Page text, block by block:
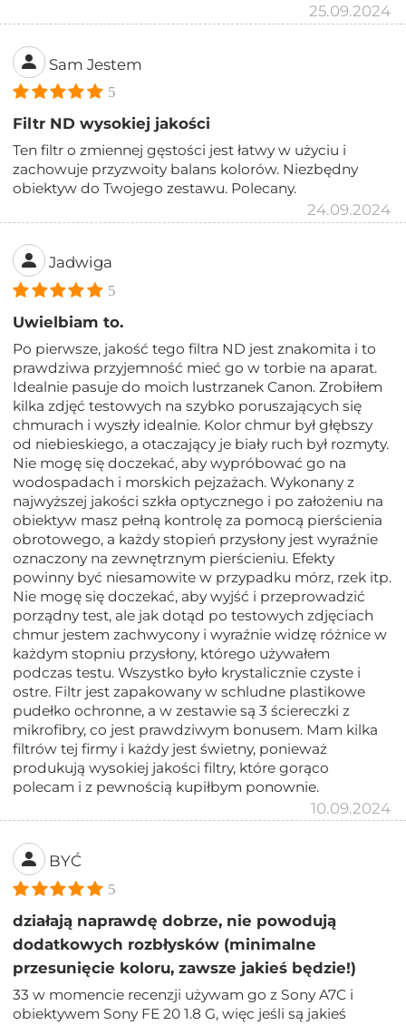
25.09.2024
Sam Jestem
5
Filtr ND wysokiej jakości
Ten filtr o zmiennej gęstości jest łatwy w użyciu i
zachowuje przyzwoity balans kolorów. Niezbędny
obiektyw do Twojego zestawu. Polecany.
24.09.2024
Jadwiga
5
Uwielbiam to.
Po pierwsze, jakość tego filtra ND jest znakomita i to
prawdziwa przyjemność mieć go w torbie na aparat.
Idealnie pasuje do moich lustrzanek Canon. Zrobiłem
kilka zdjęć testowych na szybko poruszających się
chmurach i wyszły idealnie. Kolor chmur był głębszy
od niebieskiego, a otaczający je biały ruch był rozmyty.
Nie mogę się doczekać, aby wypróbować go na
wodospadach i morskich pejzażach. Wykonany z
najwyższej jakości szkła optycznego i po założeniu na
obiektyw masz pełną kontrolę za pomocą pierścienia
obrotowego, a każdy stopień przysłony jest wyraźnie
oznaczony na zewnętrznym pierścieniu. Efekty
powinny być niesamowite w przypadku mórz, rzek itp.
Nie mogę się doczekać, aby wyjść i przeprowadzić
porządny test, ale jak dotąd po testowych zdjęciach
chmur jestem zachwycony i wyraźnie widzę różnice w
każdym stopniu przysłony, którego używałem
podczas testu. Wszystko było krystalicznie czyste i
ostre. Filtr jest zapakowany w schludne plastikowe
pudełko ochronne, a w zestawie są 3 ściereczki z
mikrofibry, co jest prawdziwym bonusem. Mam kilka
filtrów tej firmy i każdy jest świetny, ponieważ
produkują wysokiej jakości filtry, które gorąco
polecam i z pewnością kupiłbym ponownie.
10.09.2024
BYĆ
5
działają naprawdę dobrze, nie powodują
dodatkowych rozbłysków (minimalne
przesunięcie koloru, zawsze jakieś będzie!)
33 w momencie recenzji używam go z Sony A7C i
obiektywem Sony FE 20 1.8 G, więc jeśli są jakieś